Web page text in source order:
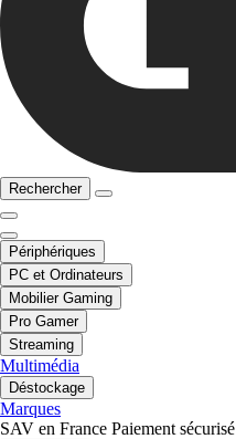
Rechercher
Périphériques
PC et Ordinateurs
Mobilier Gaming
Pro Gamer
Streaming
Multimédia
Déstockage
Marques
SAV en France Paiement sécurisé